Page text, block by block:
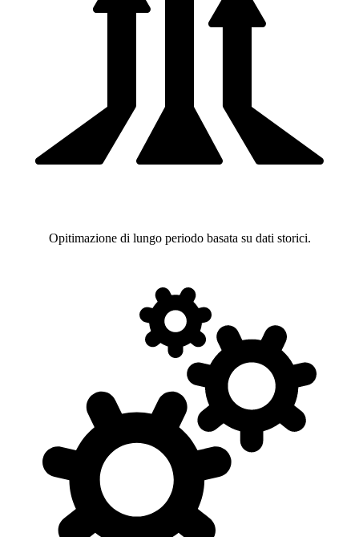
Opitimazione di lungo periodo basata su dati storici.